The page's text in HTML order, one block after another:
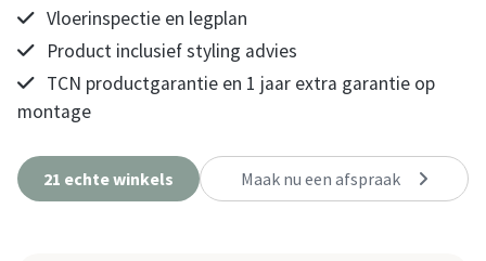
Vloerinspectie en legplan
Product inclusief styling advies
TCN productgarantie en 1 jaar extra garantie op
montage
21 echte winkels Maak nu een afspraak